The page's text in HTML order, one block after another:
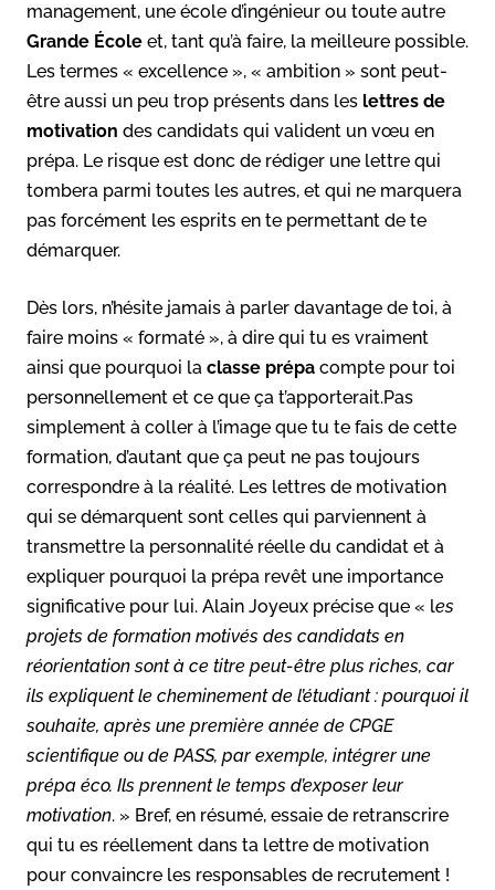
management, une école d’ingénieur ou toute autre
Grande École et, tant qu’à faire, la meilleure possible.
Les termes « excellence », « ambition » sont peut-
être aussi un peu trop présents dans les lettres de
motivation des candidats qui valident un vœu en
prépa. Le risque est donc de rédiger une lettre qui
tombera parmi toutes les autres, et qui ne marquera
pas forcément les esprits en te permettant de te
démarquer.
Dès lors, n’hésite jamais à parler davantage de toi, à
faire moins « formaté », à dire qui tu es vraiment
ainsi que pourquoi la classe prépa compte pour toi
personnellement et ce que ça t’apporterait.Pas
simplement à coller à l’image que tu te fais de cette
formation, d’autant que ça peut ne pas toujours
correspondre à la réalité. Les lettres de motivation
qui se démarquent sont celles qui parviennent à
transmettre la personnalité réelle du candidat et à
expliquer pourquoi la prépa revêt une importance
significative pour lui. Alain Joyeux précise que « les
projets de formation motivés des candidats en
réorientation sont à ce titre peut-être plus riches, car
ils expliquent le cheminement de l’étudiant : pourquoi il
souhaite, après une première année de CPGE
scientifique ou de PASS, par exemple, intégrer une
prépa éco. Ils prennent le temps d’exposer leur
motivation. » Bref, en résumé, essaie de retranscrire
qui tu es réellement dans ta lettre de motivation
pour convaincre les responsables de recrutement !